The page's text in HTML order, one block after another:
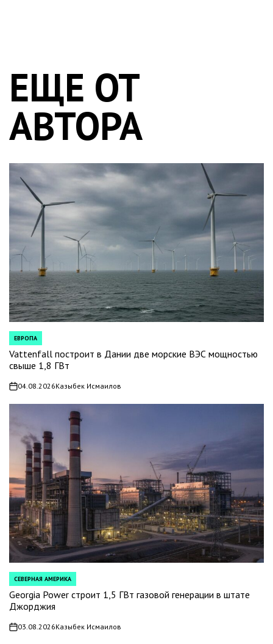
ЕЩЕ ОТ
АВТОРА
POSTED
IN
ЕВРОПА
Vattenfall построит в Дании две морские ВЭС мощностью
свыше 1,8 ГВт
on04.08.2026Казыбек Исмаилов
POSTED
IN
СЕВЕРНАЯ АМЕРИКА
Georgia Power строит 1,5 ГВт газовой генерации в штате
Джорджия
on03.08.2026Казыбек Исмаилов